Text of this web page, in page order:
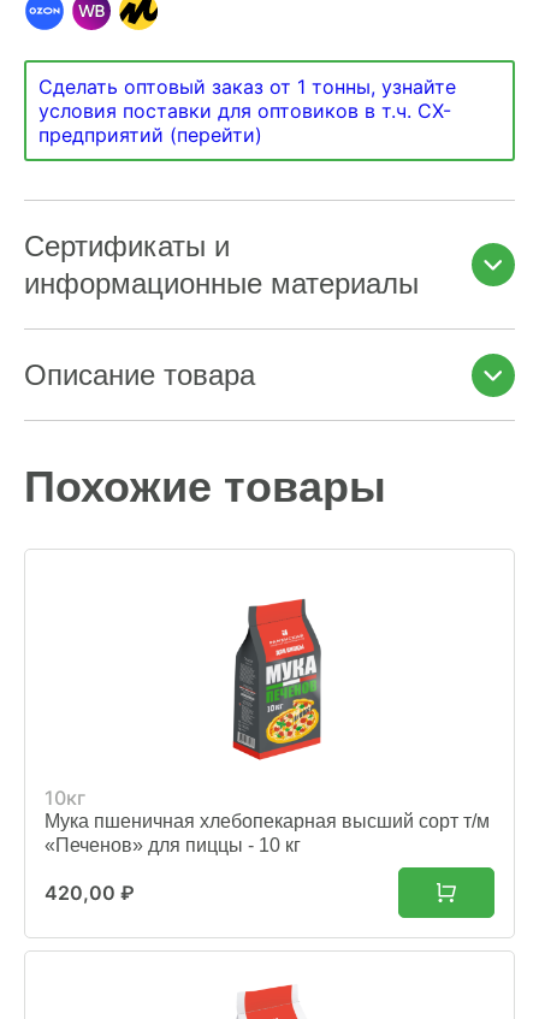
Сделать оптовый заказ от 1 тонны, узнайте
условия поставки для оптовиков в т.ч. СХ-
предприятий (перейти)
Сертификаты и
информационные материалы
Описание товара
Похожие товары
10кг
Мука пшеничная хлебопекарная высший сорт т/м
«Печенов» для пиццы - 10 кг
420,00 ₽